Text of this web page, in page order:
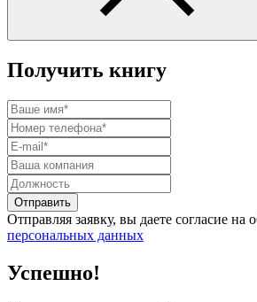
Получить книгу
Отправить
Отправляя заявку, вы даете согласие на
персональных данных
Успешно!